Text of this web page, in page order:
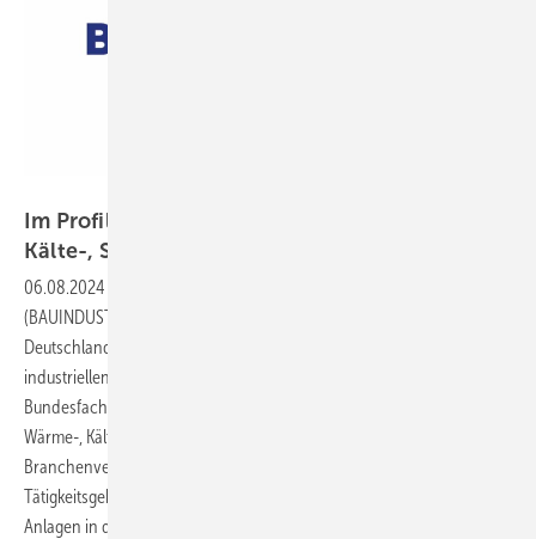
Im Profil: Bundesfachabteilung Wärme-,
Kälte-, Schall- und
06.08.2024
(BAUINDUSTRIE) ist die Spitzenorganisation der Bauindustrie in
Deutschland. Die Organisation der fachlichen Interessen der bau-
industriellen Mitgliedsunternehmen wird in den
Bundesfachabteilungen wahrgenommen. Die Bundesfachabteilung
Wärme-, Kälte-, Schall- und Brandschutz (WKSB) ist die
Branchenvertretung der bauindustriellen Isolierunternehmen. Ihr
Tätigkeitsgebiet ist die Technische Dämmung betriebstechnischer
Anlagen in der